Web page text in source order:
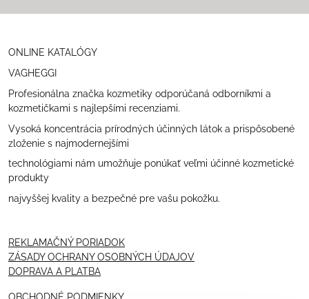
ONLINE KATALÓGY
VAGHEGGI
Profesionálna značka kozmetiky odporúčaná odborníkmi a
kozmetičkami s najlepšími recenziami.
Vysoká koncentrácia prírodných účinných látok a prispôsobené
zloženie s najmodernejšími
technológiami nám umožňuje ponúkať veľmi účinné kozmetické
produkty
najvyššej kvality a bezpečné pre vašu pokožku.
REKLAMAČNÝ PORIADOK
ZÁSADY OCHRANY OSOBNÝCH ÚDAJOV
DOPRAVA A PLATBA